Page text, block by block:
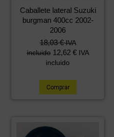
Caballete lateral Suzuki
burgman 400cc 2002-
2006
18,03€ IVA
incluido 12,62 € IVA
incluido
Comprar